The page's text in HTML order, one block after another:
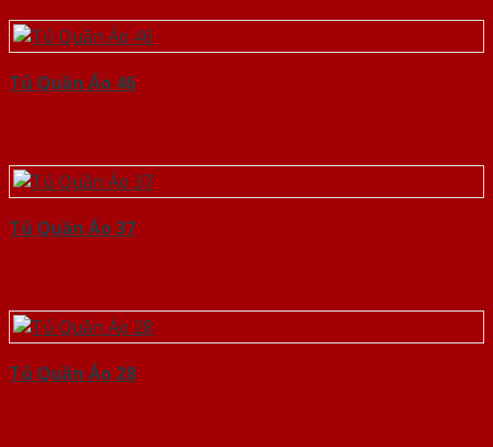
Tủ Quần Áo 46
Tủ Quần Áo 37
Tủ Quần Áo 28